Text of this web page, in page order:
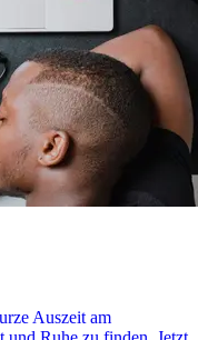
Auszeit am